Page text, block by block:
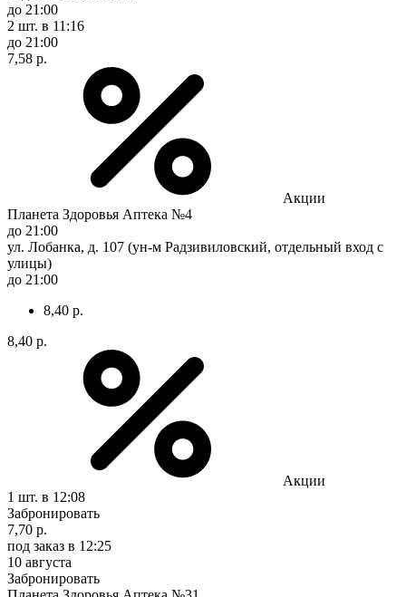
до 21:00
2 шт. в 11:16
до 21:00
7,58 р.
Акции
Планета Здоровья Аптека №4
до 21:00
ул. Лобанка, д. 107 (ун-м Радзивиловский, отдельный вход с
улицы)
до 21:00
8,40 р.
8,40 р.
Акции
1 шт. в 12:08
Забронировать
7,70 р.
под заказ в 12:25
10 августа
Забронировать